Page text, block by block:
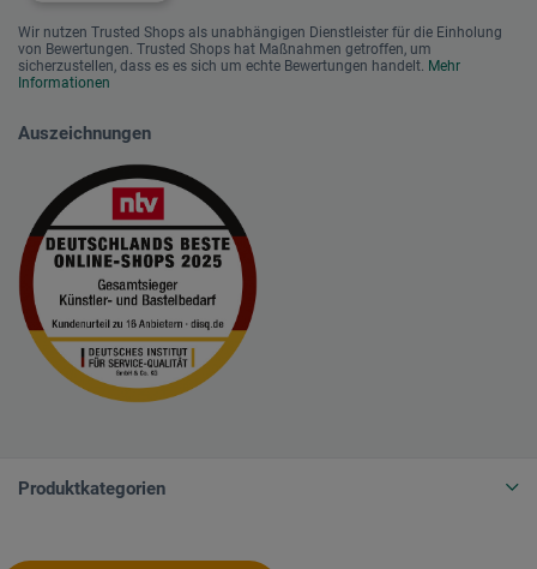
Wir nutzen Trusted Shops als unabhängigen Dienstleister für die Einholung
von Bewertungen. Trusted Shops hat Maßnahmen getroffen, um
sicherzustellen, dass es es sich um echte Bewertungen handelt. Mehr
Informationen
Auszeichnungen
Produktkategorien